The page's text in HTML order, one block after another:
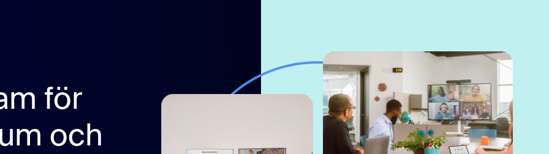
Canvas
Center CX-insikter
för
och